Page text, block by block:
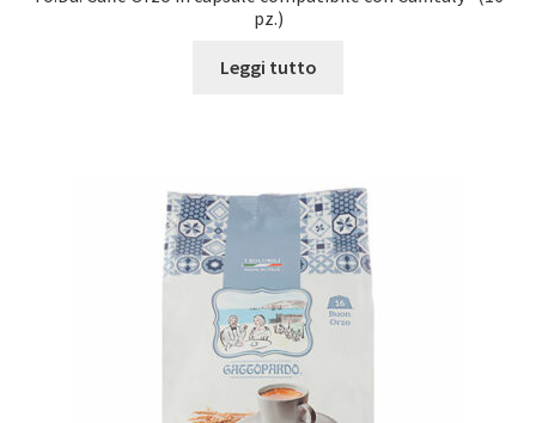
pz.)
Leggi tutto